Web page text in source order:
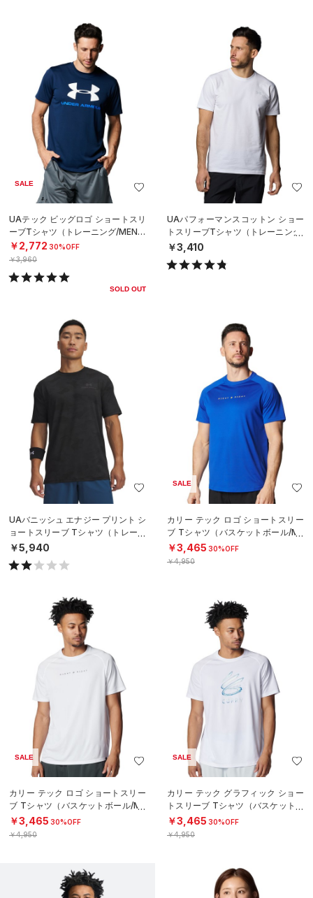
SALE
UAテック ビッグロゴ ショートスリ
ーブTシャツ（トレーニング/MEN）
￥2,772 30%OFF
￥3,960
SOLD OUT
UAパフォーマンスコットン ショー
トスリーブTシャツ（トレーニング/
MEN）
￥3,410
UAバニッシュ エナジー プリント シ
ョートスリーブ Tシャツ（トレーニ
ング/MEN）
￥5,940
SALE
カリー テック ロゴ ショートスリー
ブ Tシャツ（バスケットボール/ME
N）
￥3,465 30%OFF
￥4,950
SALE
カリー テック ロゴ ショートスリー
ブ Tシャツ（バスケットボール/ME
N）
￥3,465 30%OFF
￥4,950
SALE
カリー テック グラフィック ショー
トスリーブ Tシャツ（バスケットボ
ール/MEN）
￥3,465 30%OFF
￥4,950